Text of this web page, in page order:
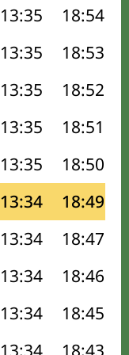
13:35 18:54
13:35 18:53
13:35 18:52
13:35 18:51
13:35 18:50
13:34 18:49
13:34 18:47
13:34 18:46
13:34 18:45
13:34 18:43